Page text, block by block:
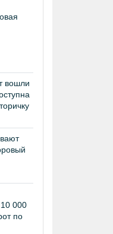
вошли
000
по